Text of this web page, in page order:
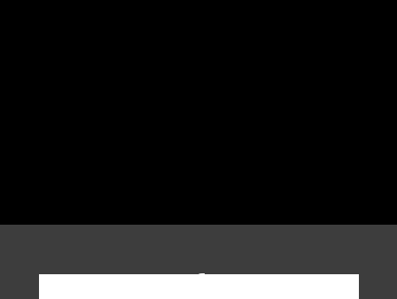
Richiedi informazioni